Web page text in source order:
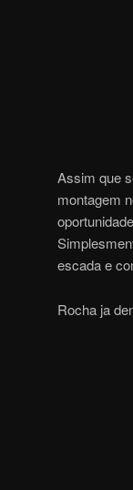
Assim que
montagem
escada e
Rocha ja